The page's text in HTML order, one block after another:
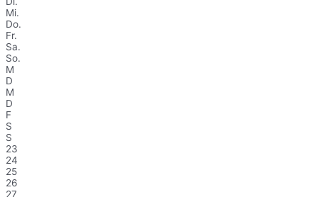
Mi.
Do.
Fr.
Sa.
So.
M
D
M
D
F
S
S
23
24
25
26
27